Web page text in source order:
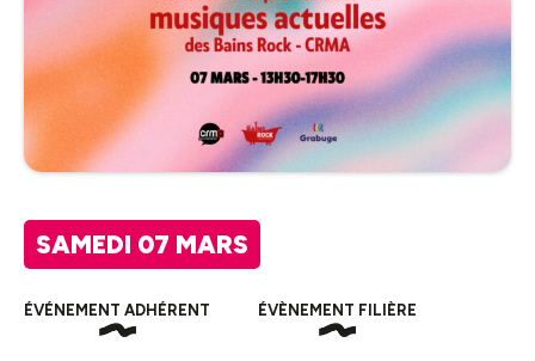
SAMEDI 07 MARS
ÉVÉNEMENT ADHÉRENT ÉVÈNEMENT FILIÈRE